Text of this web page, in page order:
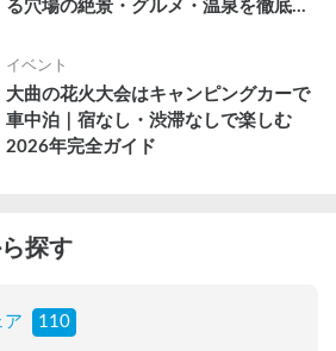
る穴場の絶景・グルメ・温泉を徹底解
イベント
大曲の花火大会はキャンピングカーで
車中泊｜宿なし・渋滞なしで楽しむ
2026年完全ガイド
探す
ア 110